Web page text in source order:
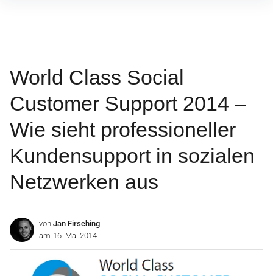
World Class Social
Customer Support 2014 –
Wie sieht professioneller
Kundensupport in sozialen
Netzwerken aus
von Jan Firsching
am 16. Mai 2014